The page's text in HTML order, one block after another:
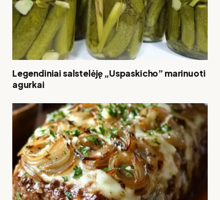
Legendiniai salstelėję „Uspaskicho” marinuoti
agurkai